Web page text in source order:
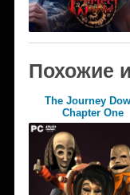
Похожие
The Journey
Chapter One